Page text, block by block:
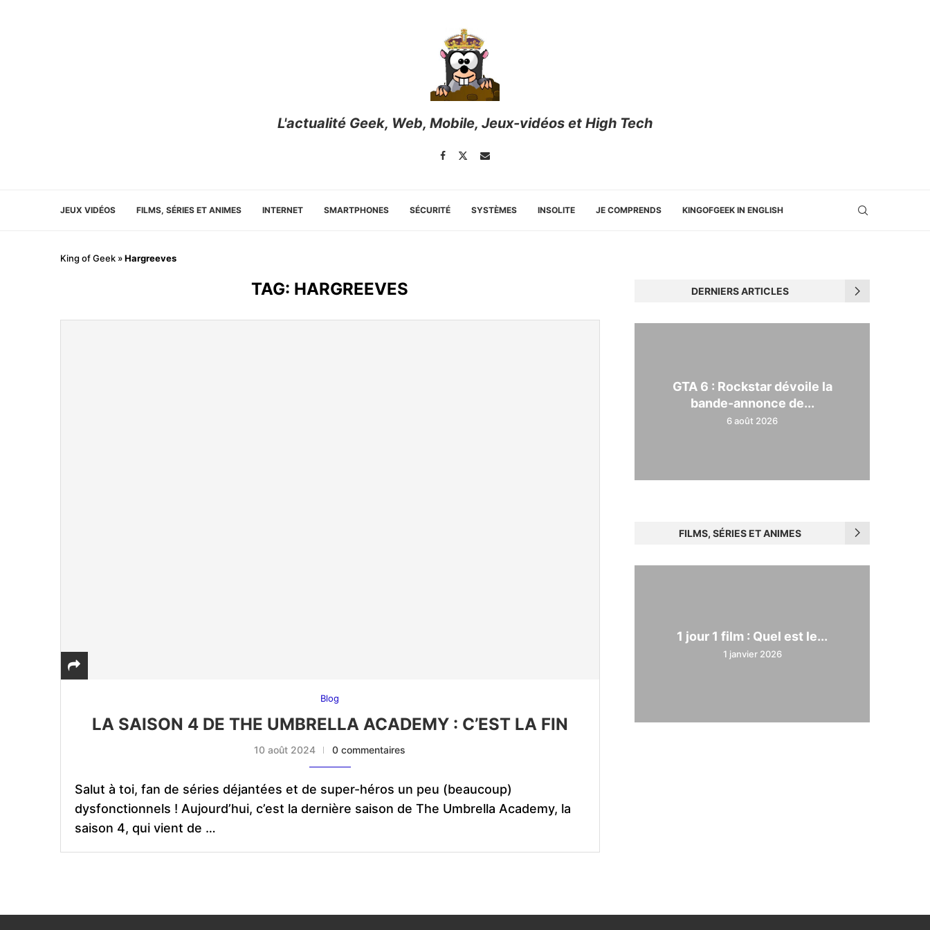
L'actualité Geek, Web, Mobile, Jeux-vidéos et High Tech
JEUX VIDÉOS FILMS, SÉRIES ET ANIMES INTERNET SMARTPHONES SÉCURITÉ SYSTÈMES INSOLITE JE COMPRENDS KINGOFGEEK IN ENGLISH
King of Geek »Hargreeves
TAG: HARGREEVES
Blog
LA SAISON 4 DE THE UMBRELLA ACADEMY : C’EST LA FIN
10 août 2024 0 commentaires
Salut à toi, fan de séries déjantées et de super-héros un peu (beaucoup)
dysfonctionnels ! Aujourd’hui, c’est la dernière saison de The Umbrella Academy, la
saison 4, qui vient de …
DERNIERS ARTICLES
GTA 6 : Rockstar dévoile la
bande-annonce de...
6 août 2026
FILMS, SÉRIES ET ANIMES
1 jour 1 film : Quel est le...
1 janvier 2026